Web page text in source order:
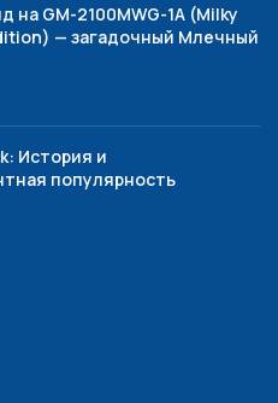
на GM-2100MWG-1A (Milky
— загадочный Млечный
История и
популярность